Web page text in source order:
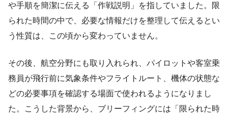
や手順を簡潔に伝える「作戦説明」を指していました。限
られた時間の中で、必要な情報だけを整理して伝えるとい
う性質は、この頃から変わっていません。
その後、航空分野にも取り入れられ、パイロットや客室乗
務員が飛行前に気象条件やフライトルート、機体の状態な
どの必要事項を確認する場面で使われるようになりまし
た。こうした背景から、ブリーフィングには「限られた時